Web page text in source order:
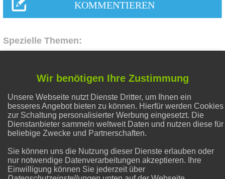
Spezielle Themen:
Natron und Backpulver
Gesunder Schlaf
Flecken entfernen
Wir benötigen Ihre Zustimmung
Unsere Webseite nutzt Dienste Dritter, um Ihnen ein
besseres Angebot bieten zu können. Hierfür werden Cookies
zur Schaltung personalisierter Werbung eingesetzt. Die
Dienstanbieter sammeln weltweit Daten und nutzen diese für
beliebige Zwecke und Partnerschaften.
Sie können uns die Nutzung dieser Dienste erlauben oder
nur notwendige Datenverarbeitungen akzeptieren. Ihre
Einwilligung können Sie jederzeit über